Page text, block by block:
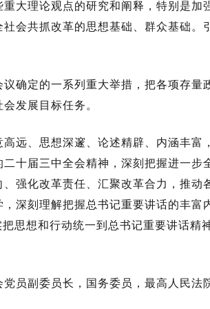
大理论观点的研究和阐释，特别是加
会共抓改革的思想基础、群众基础。
确定的一系列重大举措，把各项存量
发展目标任务。
远、思想深邃、论述精辟、内涵丰富
十届三中全会精神，深刻把握进一步
强化改革责任、汇聚改革合力，推动
深刻理解把握总书记重要讲话的丰富
思想和行动统一到总书记重要讲话精
员副委员长，国务委员，最高人民法